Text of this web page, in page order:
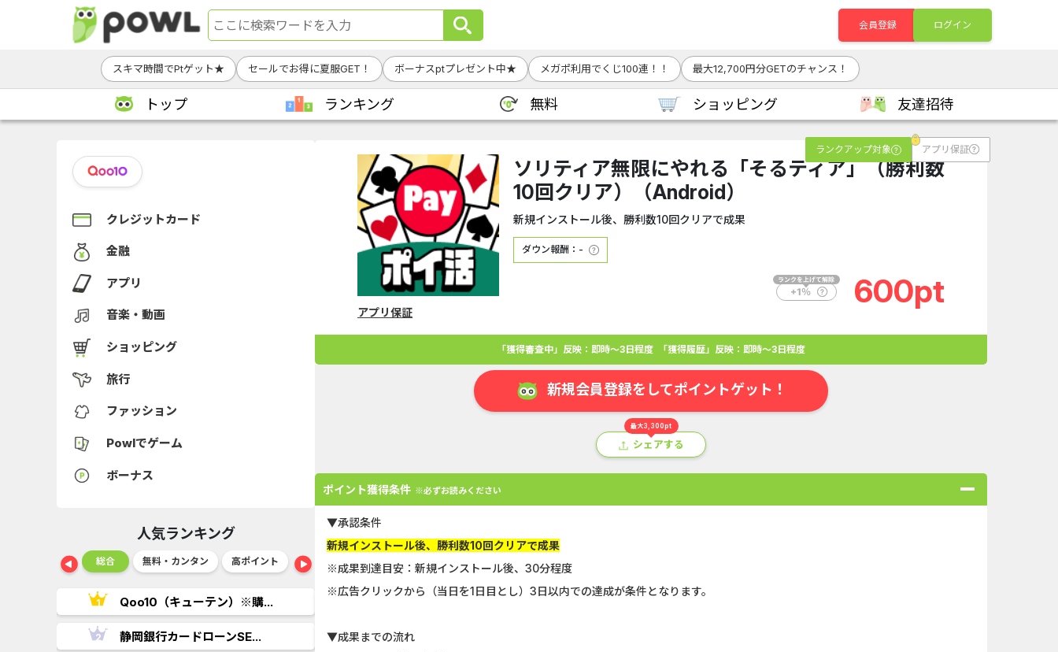
会員登録 ログイン
スキマ時間でPtゲット★ セールでお得に夏服GET！ ボーナスptプレゼント中★ メガポ利用でくじ100連！！ 最大12,700円分GETのチャンス！
トップ ランキング 無料 ショッピング 友達招待
クレジットカード
金融
アプリ
音楽・動画
ショッピング
旅行
ファッション
Powlでゲーム
ボーナス
人気ランキング
ショッピング 総合 無料・カンタン 高ポイント ゲーム アプリ クレジットカード 金融 生活
Qoo10（キューテン）※購...
静岡銀行カードローンSE...
Double Number Merging...
U-NEXT_無料お試し登録
ランクアップ対象 アプリ保証
ソリティア無限にやれる「そるティア」（勝利数
10回クリア）（Android）
新規インストール後、勝利数10回クリアで成果
ダウン報酬：-
600pt
アプリ保証
「獲得審査中」反映：即時～3日程度 「獲得履歴」反映：即時～3日程度
新規会員登録をしてポイントゲット！
最大3,300pt
シェアする
ポイント獲得条件 ※必ずお読みください
▼承認条件
新規インストール後、勝利数10回クリアで成果
※成果到達目安：新規インストール後、30分程度
※広告クリックから（当日を1日目とし）3日以内での達成が条件となります。
▼成果までの流れ